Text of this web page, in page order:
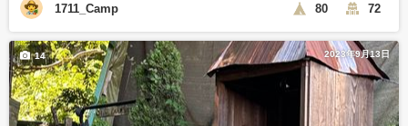
1711_Camp 80 72
2023年9月13日
14